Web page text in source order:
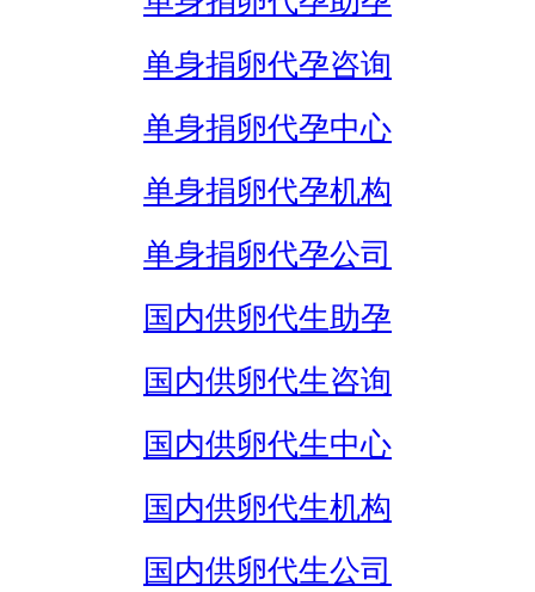
单身捐卵代孕咨询
单身捐卵代孕中心
单身捐卵代孕机构
单身捐卵代孕公司
国内供卵代生助孕
国内供卵代生咨询
国内供卵代生中心
国内供卵代生机构
国内供卵代生公司